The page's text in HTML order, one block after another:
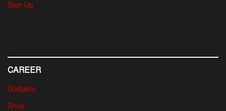
Sign Up
CAREER
Gadgets
Shop